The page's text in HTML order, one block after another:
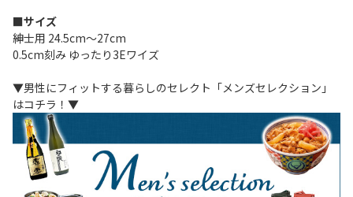
■サイズ
紳士用 24.5cm～27cm
0.5cm刻み ゆったり3Eワイズ
▼男性にフィットする暮らしのセレクト「メンズセレクション」
はコチラ！▼